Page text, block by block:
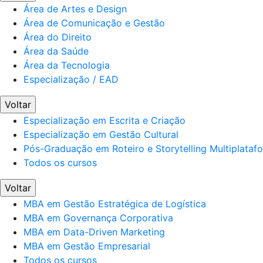
Área de Artes e Design
Área de Comunicação e Gestão
Área do Direito
Área da Saúde
Área da Tecnologia
Especialização / EAD
Voltar
Especialização em Escrita e Criação
Especialização em Gestão Cultural
Pós-Graduação em Roteiro e Storytelling
Todos os cursos
Voltar
MBA em Gestão Estratégica de Logística
MBA em Governança Corporativa
MBA em Data-Driven Marketing
MBA em Gestão Empresarial
Todos os cursos